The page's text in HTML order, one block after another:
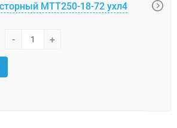
МТТ250-18-72 ухл4
- +